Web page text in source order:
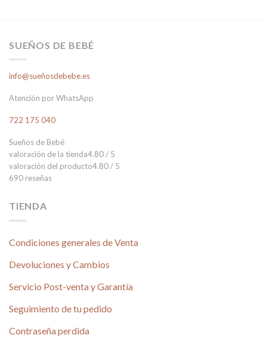
SUEÑOS DE BEBÉ
info@sueñosdebebe.es
Atención por WhatsApp
722 175 040
Sueños de Bebé
valoración de la tienda4.80 / 5
valoración del producto4.80 / 5
690 reseñas
TIENDA
Condiciones generales de Venta
Devoluciones y Cambios
Servicio Post-venta y Garantía
Seguimiento de tu pedido
Contraseña perdida